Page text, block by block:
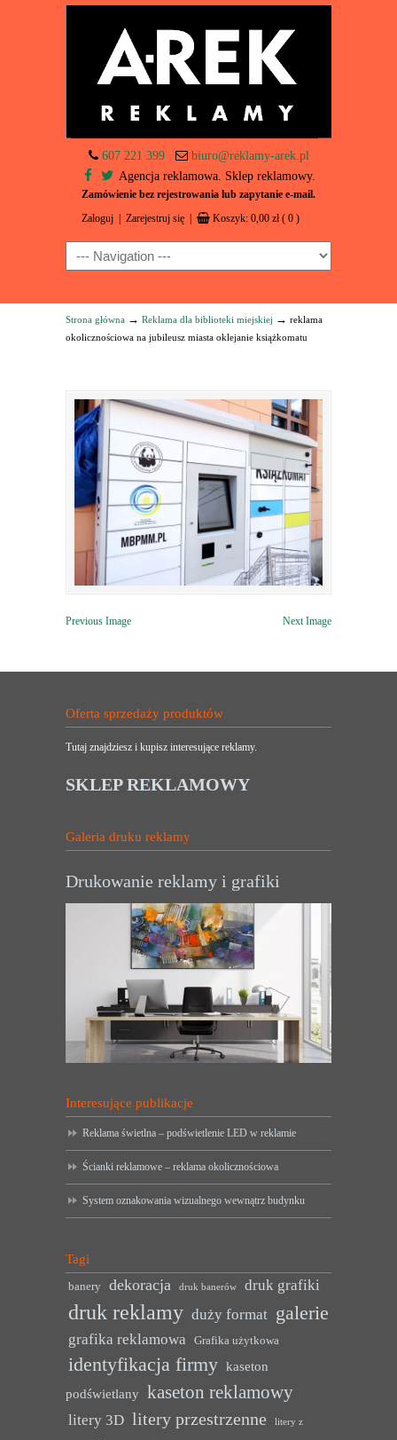
607 221 399
biuro@reklamy-arek.pl
Agencja reklamowa. Sklep reklamowy.
Zamówienie bez rejestrowania lub zapytanie e-mail.
Zaloguj Zarejestruj się Koszyk: 0,00 zł ( 0 )
Navigation
Strona główna → Reklama dla biblioteki miejskiej → reklama
okolicznościowa na jubileusz miasta oklejanie książkomatu
Previous Image Next Image
Oferta sprzedaży produktów
Tutaj znajdziesz i kupisz interesujące reklamy.
SKLEP REKLAMOWY
Galeria druku reklamy
Drukowanie reklamy i grafiki
Interesujące publikacje
Reklama świetlna – podświetlenie LED w reklamie
Ścianki reklamowe – reklama okolicznościowa
System oznakowania wizualnego wewnątrz budynku
Tagi
banery dekoracja druk banerów druk grafiki
druk reklamy duży format galerie
grafika reklamowa Grafika użytkowa
identyfikacja firmy kaseton
podświetlany kaseton reklamowy
litery 3D litery przestrzenne litery z